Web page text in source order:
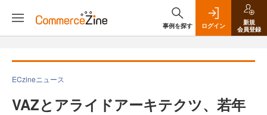
事例を探す ログイン
新規
会員登録
ECzineニュース
VAZとアライドアーキテクツ、若年